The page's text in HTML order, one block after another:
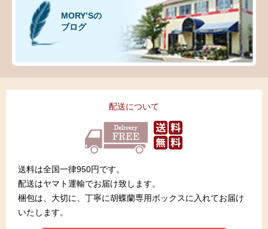
MORY’Sの
ブログ
配送について
送料は全国一律950円です。
配送はヤマト運輸でお届け致します。
梱包は、大切に、丁寧に胡蝶蘭専用ボックスに入れてお届け
いたします。